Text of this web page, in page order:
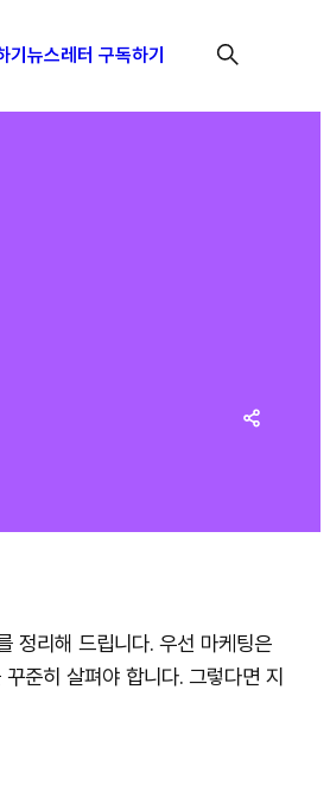
기뉴스레터 구독하기
정리해 드립니다. 우선 마케팅은
준히 살펴야 합니다. 그렇다면 지